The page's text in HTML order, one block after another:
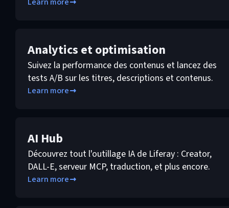
Analytics et optimisation
Suivez la performance des contenus et lancez des
tests A/B sur les titres, descriptions et contenus.
Learn more
AI Hub
Découvrez tout l'outillage IA de Liferay : Creator,
DALL-E, serveur MCP, traduction, et plus encore.
Learn more